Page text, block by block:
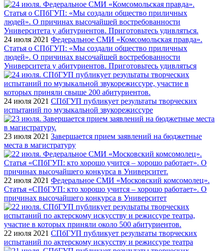
24 июля 2021 Федеральное СМИ «Комсомольская правда».
Статья о СПбГУП: «Мы создали общество приличных
людей». О причинах высочайшей востребованности
Университета у абитуриентов. Приготовьтесь удивляться
24 июля 2021 СПбГУП публикует результаты творческих
испытаний по музыкальной звукорежиссуре
23 июля 2021 Завершается прием заявлений на бюджетные
места в магистратуру
22 июля 2021 Федеральное СМИ «Московский комсомолец».
Статья «СПбГУП: кто хорошо учится – хорошо работает». О
причинах высочайшего конкурса в Университет
22 июля 2021 СПбГУП публикует результаты творческих
испытаний по актерскому искусству и режиссуре театра